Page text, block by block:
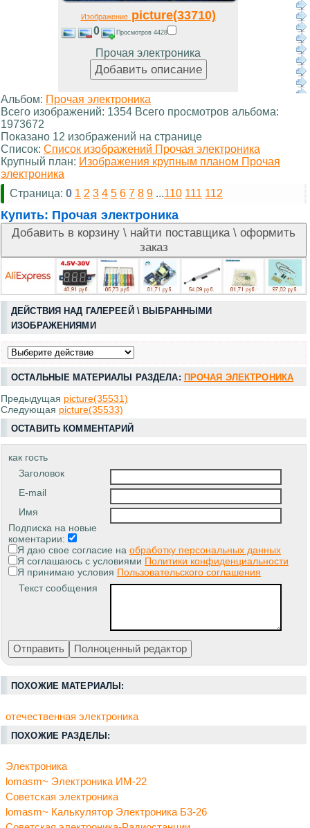
Изображениеpicture(33710)
0 Просмотров 4428
Прочая электроника
Альбом: Прочая электроника
Всего изображений: 1354 Всего просмотров альбома:
1973672
Показано 12 изображений на странице
Список: Список изображений Прочая электроника
Крупный план: Изображения крупным планом Прочая
электроника
Страница: 0 1 2 3 4 5 6 7 8 9 ...110 111 112
Купить: Прочая электроника
ДЕЙСТВИЯ НАД ГАЛЕРЕЕЙ \ ВЫБРАННЫМИ
ИЗОБРАЖЕНИЯМИ
ОСТАЛЬНЫЕ МАТЕРИАЛЫ РАЗДЕЛА: ПРОЧАЯ ЭЛЕКТРОНИКА
Предыдущая picture(35531)
Следующая picture(35533)
ОСТАВИТЬ КОММЕНТАРИЙ
как гость
Заголовок
E-mail
Имя
Подписка на новые
коментарии:
Я даю свое согласие на обработку персональных данных
Я соглашаюсь с условиями Политики конфиденциальности
Я принимаю условия Пользовательского соглашения
Текст сообщения
ПОХОЖИЕ МАТЕРИАЛЫ:
отечественная электроника
ПОХОЖИЕ РАЗДЕЛЫ:
Электроника
lomasm~ Электроника ИМ-22
Советская электроника
lomasm~ Калькулятор Электроника Б3-26